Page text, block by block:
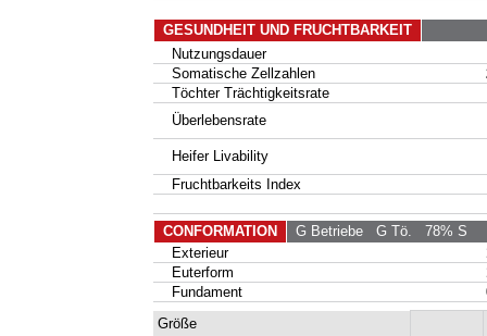
GESUNDHEIT UND FRUCHTBARKEIT
Nutzungsdauer
Somatische Zellzahlen
Töchter Trächtigkeitsrate
Überlebensrate
Heifer Livability
Fruchtbarkeits Index
CONFORMATION G Betriebe G Tö. 78% S
Exterieur
Euterform
Fundament
Größe